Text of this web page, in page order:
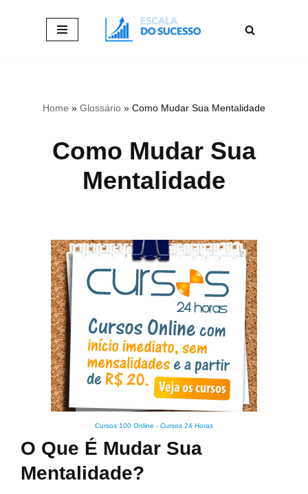
Home » Glossário » Como Mudar Sua Mentalidade
Como Mudar Sua
Mentalidade
Cursos 100 Online - Cursos 24 Horas
O Que É Mudar Sua
Mentalidade?